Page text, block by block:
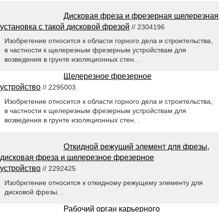
Дисковая фреза и фрезерная щелерезная
установка с такой дисковой фрезой // 2304196
Изобретение относится к области горного дела и строительства,
в частности к щелерезным фрезерным устройствам для
возведения в грунте изоляционных стен. .
Щелерезное фрезерное
устройство // 2295003
Изобретение относится к области горного дела и строительства,
в частности к щелерезным фрезерным устройствам для
возведения в грунте изоляционных стен. .
Откидной режущий элемент для фрезы,
дисковая фреза и щелерезное фрезерное
устройство // 2292425
Изобретение относится к откидному режущему элементу для
дисковой фрезы. .
Рабочий орган карьерного